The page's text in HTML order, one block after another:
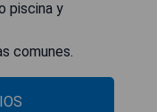
piscina y
comunes.